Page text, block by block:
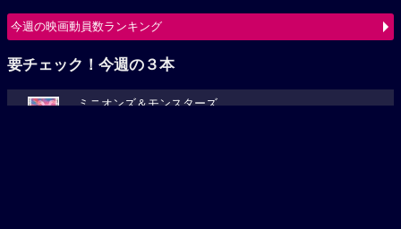
今週の映画動員数ランキング
要チェック！今週の３本
ミニオンズ＆モンスターズ